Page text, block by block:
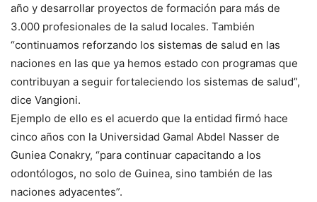
año y desarrollar proyectos de formación para más de
3.000 profesionales de la salud locales. También
“continuamos reforzando los sistemas de salud en las
naciones en las que ya hemos estado con programas que
contribuyan a seguir fortaleciendo los sistemas de salud”,
dice Vangioni.
Ejemplo de ello es el acuerdo que la entidad firmó hace
cinco años con la Universidad Gamal Abdel Nasser de
Guniea Conakry, “para continuar capacitando a los
odontólogos, no solo de Guinea, sino también de las
naciones adyacentes”.